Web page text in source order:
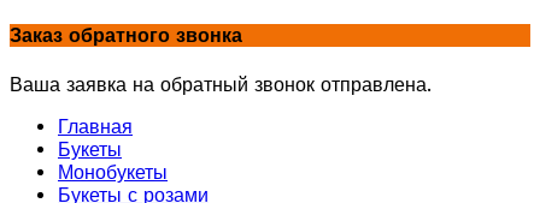
Заказ обратного звонка
Ваша заявка на обратный звонок отправлена.
Главная
Букеты
Монобукеты
Букеты с розами